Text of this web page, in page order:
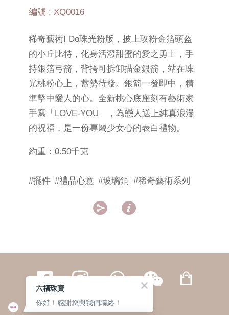
編號 : XQ0016
稀奇藝術I Do珠光粉版，披上玫粉金箔頭盔
的小丘比特，化身活潑甜蜜的愛之勇士，手
持銀箔弓箭，背挎可拆卸描金銀箭，站在珠
光桃粉心上，蓄勢待發。銀箭一發即中，精
準擊中愛人的心。全新桃心底座刻有藝術家
手寫「LOVE-YOU」，為戀人送上純真浪漫
的祝福，是一份專屬少女心的表白禮物。
約重：0.50千克
#擺件 #禮品心意 #玻璃鋼 #稀奇藝術系列
 
繁體 | 簡体
六福珠寶
你好！感謝您與我們聯絡！